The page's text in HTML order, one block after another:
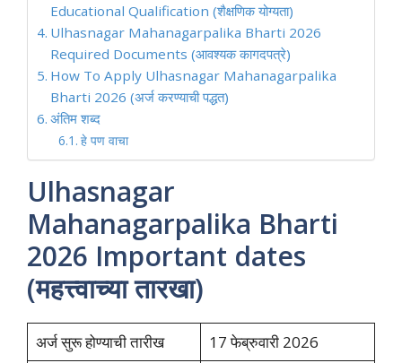
Educational Qualification (शैक्षणिक योग्यता)
Ulhasnagar Mahanagarpalika Bharti 2026
Required Documents (आवश्यक कागदपत्रे)
How To Apply Ulhasnagar Mahanagarpalika
Bharti 2026 (अर्ज करण्याची पद्धत)
अंतिम शब्द
हे पण वाचा
Ulhasnagar
Mahanagarpalika Bharti
2026 Important dates
(महत्त्वाच्या तारखा)
अर्ज सुरू होण्याची तारीख
17 फेब्रुवारी 2026